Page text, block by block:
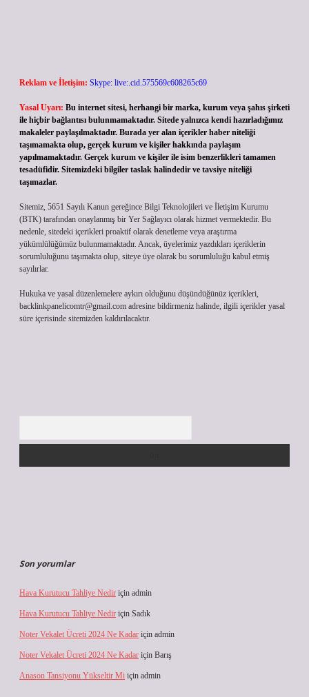
Reklam ve İletişim: Skype: live:.cid.575569c608265c69
Yasal Uyarı: Bu internet sitesi, herhangi bir marka, kurum veya şahıs şirketi
ile hiçbir bağlantısı bulunmamaktadır. Sitede yalnızca kendi hazırladığımız
makaleler paylaşılmaktadır. Burada yer alan içerikler haber niteliği
taşımamakta olup, gerçek kurum ve kişiler hakkında paylaşım
yapılmamaktadır. Gerçek kurum ve kişiler ile isim benzerlikleri tamamen
tesadüfidir. Sitemizdeki bilgiler taslak halindedir ve tavsiye niteliği
taşımazlar.
Sitemiz, 5651 Sayılı Kanun gereğince Bilgi Teknolojileri ve İletişim Kurumu
(BTK) tarafından onaylanmış bir Yer Sağlayıcı olarak hizmet vermektedir. Bu
nedenle, sitedeki içerikleri proaktif olarak denetleme veya araştırma
yükümlülüğümüz bulunmamaktadır. Ancak, üyelerimiz yazdıkları içeriklerin
sorumluluğunu taşımakta olup, siteye üye olarak bu sorumluluğu kabul etmiş
sayılırlar.
Hukuka ve yasal düzenlemelere aykırı olduğunu düşündüğünüz içerikleri,
backlinkpanelicomtr@gmail.com adresine bildirmeniz halinde, ilgili içerikler yasal
süre içerisinde sitemizden kaldırılacaktır.
Son yorumlar
Hava Kurutucu Tahliye Nedir için admin
Hava Kurutucu Tahliye Nedir için Sadık
Noter Vekalet Ücreti 2024 Ne Kadar için admin
Noter Vekalet Ücreti 2024 Ne Kadar için Barış
Anason Tansiyonu Yükseltir Mi için admin